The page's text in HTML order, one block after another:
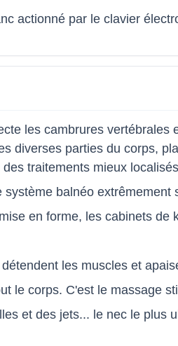
actionné par le clavier
les cambrures
diverses parties du corps,
traitements mieux
balnéo extrêmement
en forme, les cabinets
les muscles et
le corps. C'est le massage
et des jets... le nec le plus